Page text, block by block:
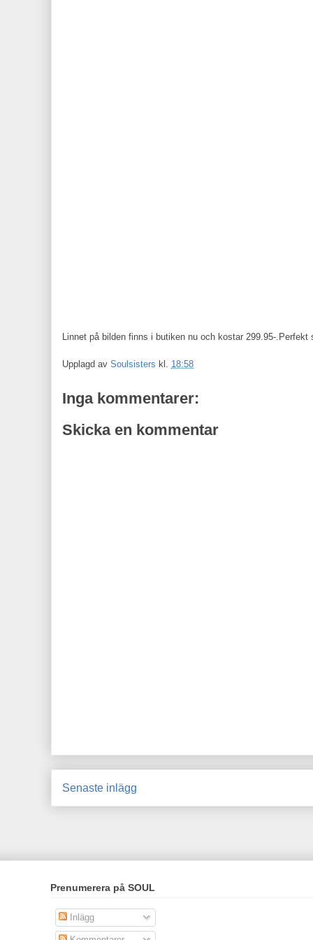
Linnet på bilden finns i butiken nu och kostar 299.95-
Upplagd av Soulsisters kl. 18:58
Inga kommentarer:
Skicka en kommentar
Senaste inlägg
Prenumerera på SOUL
Inlägg